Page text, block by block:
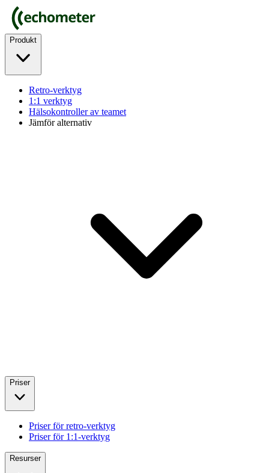
Produkt
Retro-verktyg
1:1 verktyg
Hälsokontroller av teamet
Jämför alternativ
Priser
Priser för retro-verktyg
Priser för 1:1-verktyg
Resurser